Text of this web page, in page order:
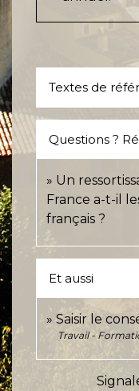
Textes de
Questions ?
Un
France a-t-il
français ?
Et aussi
Saisir le
Travail -